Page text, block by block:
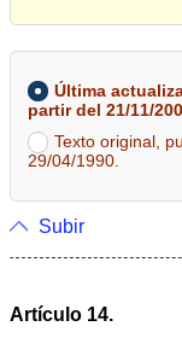
Última
partir del 21/11/
Texto original,
29/04/1990.
Subir
Artículo 14.